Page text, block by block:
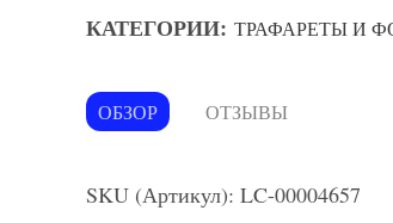
КАТЕГОРИИ: ТРАФАРЕТЫ И
ОБЗОР ОТЗЫВЫ
SKU (Артикул): LC-00004657